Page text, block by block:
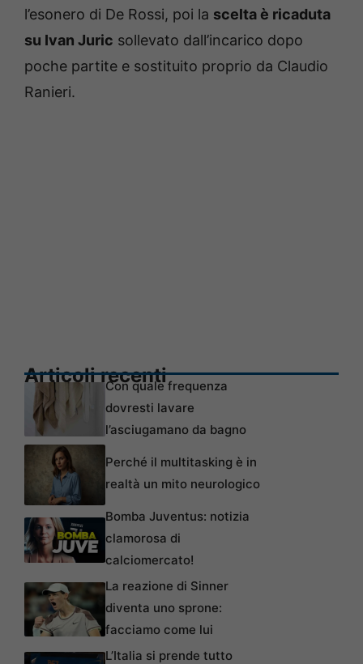
l’esonero di De Rossi, poi la scelta è ricaduta
su Ivan Juric sollevato dall’incarico dopo
poche partite e sostituito proprio da Claudio
Ranieri.
Articoli recentiCon quale frequenza
dovresti lavare
l’asciugamano da bagno
Perché il multitasking è in
realtà un mito neurologico
Bomba Juventus: notizia
clamorosa di
calciomercato!
La reazione di Sinner
diventa uno sprone:
facciamo come lui
L’Italia si prende tutto